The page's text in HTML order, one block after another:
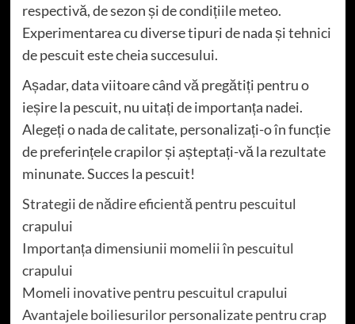
respectivă, de sezon și de condițiile meteo.
Experimentarea cu diverse tipuri de nada și tehnici
de pescuit este cheia succesului.
Așadar, data viitoare când vă pregătiți pentru o
ieșire la pescuit, nu uitați de importanța nadei.
Alegeți o nada de calitate, personalizați-o în funcție
de preferințele crapilor și așteptați-vă la rezultate
minunate. Succes la pescuit!
Strategii de nădire eficientă pentru pescuitul
crapului
Importanța dimensiunii momelii în pescuitul
crapului
Momeli inovative pentru pescuitul crapului
Avantajele boiliesurilor personalizate pentru crap